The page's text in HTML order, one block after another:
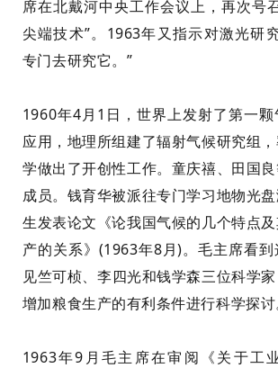
席在北戴河中央工作会议上，再次号
尖端技术”。1963年又指示对激光研
专门去研究它。”
1960年4月1日，世界上发射了第一颗
应用，地理所组建了辐射气候研究组
学做出了开创性工作。童庆禧、田国
成员。 钱育华被派往专门学习地物光盘
生发表论文《论我国气候的几个特点
产的关系》(1963年8月)。毛主席看
见竺可桢、李四光和钱学森三位科学家
增加粮食生产的有利条件进行科学探讨
1963年9月毛主席在审阅《关于工